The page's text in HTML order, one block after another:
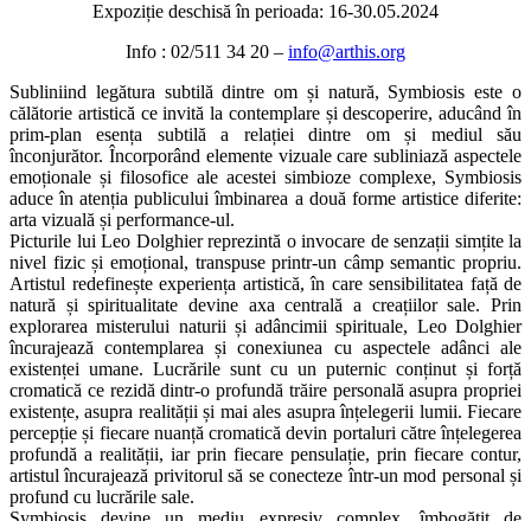
Expoziție deschisă în perioada: 16-30.05.2024
Info : 02/511 34 20 – info@arthis.org
Subliniind legătura subtilă dintre om și natură, Symbiosis este o
călătorie artistică ce invită la contemplare și descoperire, aducând în
prim-plan esența subtilă a relației dintre om și mediul său
înconjurător. Încorporând elemente vizuale care subliniază aspectele
emoționale și filosofice ale acestei simbioze complexe, Symbiosis
aduce în atenția publicului îmbinarea a două forme artistice diferite:
arta vizuală și performance-ul.
Picturile lui Leo Dolghier reprezintă o invocare de senzații simțite la
nivel fizic și emoțional, transpuse printr-un câmp semantic propriu.
Artistul redefinește experiența artistică, în care sensibilitatea față de
natură și spiritualitate devine axa centrală a creațiilor sale. Prin
explorarea misterului naturii și adâncimii spirituale, Leo Dolghier
încurajează contemplarea și conexiunea cu aspectele adânci ale
existenței umane. Lucrările sunt cu un puternic conținut și forță
cromatică ce rezidă dintr-o profundă trăire personală asupra propriei
existențe, asupra realității și mai ales asupra înțelegerii lumii. Fiecare
percepție și fiecare nuanță cromatică devin portaluri către înțelegerea
profundă a realității, iar prin fiecare pensulație, prin fiecare contur,
artistul încurajează privitorul să se conecteze într-un mod personal și
profund cu lucrările sale.